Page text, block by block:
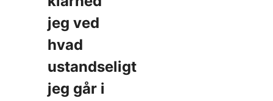
jeg ved
hvad
ustandseligt
jeg går i